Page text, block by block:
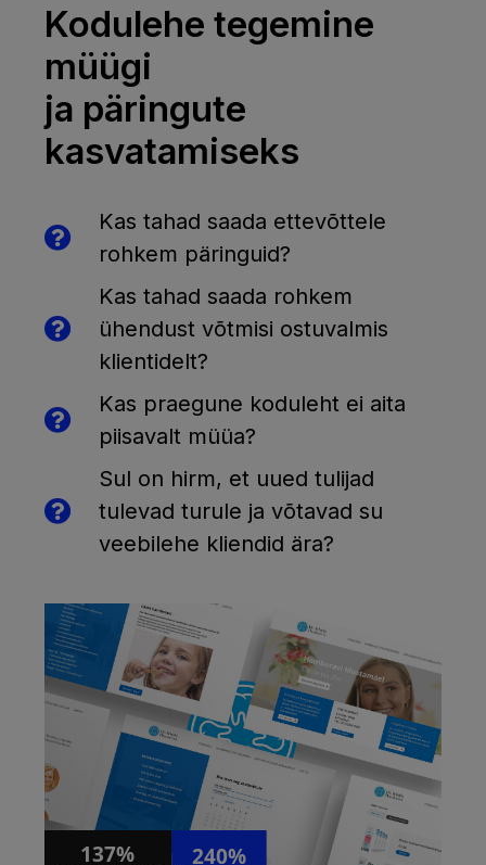
Kodulehe tegemine
müügi
ja päringute
kasvatamiseks
Kas tahad saada ettevõttele
rohkem päringuid?
Kas tahad saada rohkem
ühendust võtmisi ostuvalmis
klientidelt?
Kas praegune koduleht ei aita
piisavalt müüa?
Sul on hirm, et uued tulijad
tulevad turule ja võtavad su
veebilehe kliendid ära?